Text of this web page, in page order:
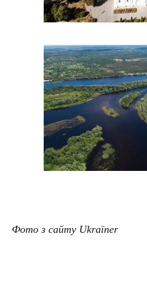
Фото з сайту Ukraїner